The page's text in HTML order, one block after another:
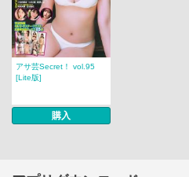
アサ芸Secret！ vol.95
[Lite版]
購入